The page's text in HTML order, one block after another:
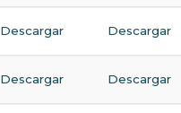
Descargar Descargar
Descargar Descargar